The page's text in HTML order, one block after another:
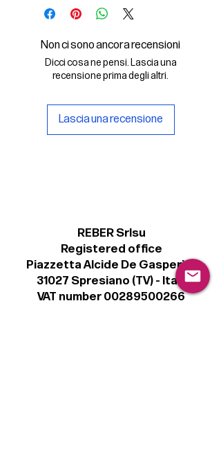
- le immagini descritte in formato
- la licenza d'uso delle grafiche
Il File SVG è compatibile con Adobe,
Cricut Design, Cricut
Procreate e Affinity
Non ci sono ancora recensioni
Dicci cosa ne pensi. Lascia una
recensione prima degli altri.
Lascia una recensione
REBER Srlsu
Registered office
Piazzetta Alcide De Gasperi, 3
31027 Spresiano (TV) - Italy
VAT number 00289500266